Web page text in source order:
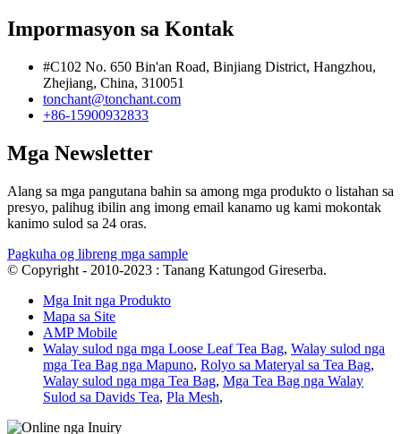
Impormasyon sa Kontak
#C102 No. 650 Bin'an Road, Binjiang District, Hangzhou,
Zhejiang, China, 310051
tonchant@tonchant.com
+86-15900932833
Mga Newsletter
Alang sa mga pangutana bahin sa among mga produkto o listahan sa
presyo, palihug ibilin ang imong email kanamo ug kami mokontak
kanimo sulod sa 24 oras.
Pagkuha og libreng mga sample
© Copyright - 2010-2023 : Tanang Katungod Gireserba.
Mga Init nga Produkto
Mapa sa Site
AMP Mobile
Walay sulod nga mga Loose Leaf Tea Bag, Walay sulod nga
mga Tea Bag nga Mapuno, Rolyo sa Materyal sa Tea Bag,
Walay sulod nga mga Tea Bag, Mga Tea Bag nga Walay
Sulod sa Davids Tea, Pla Mesh,